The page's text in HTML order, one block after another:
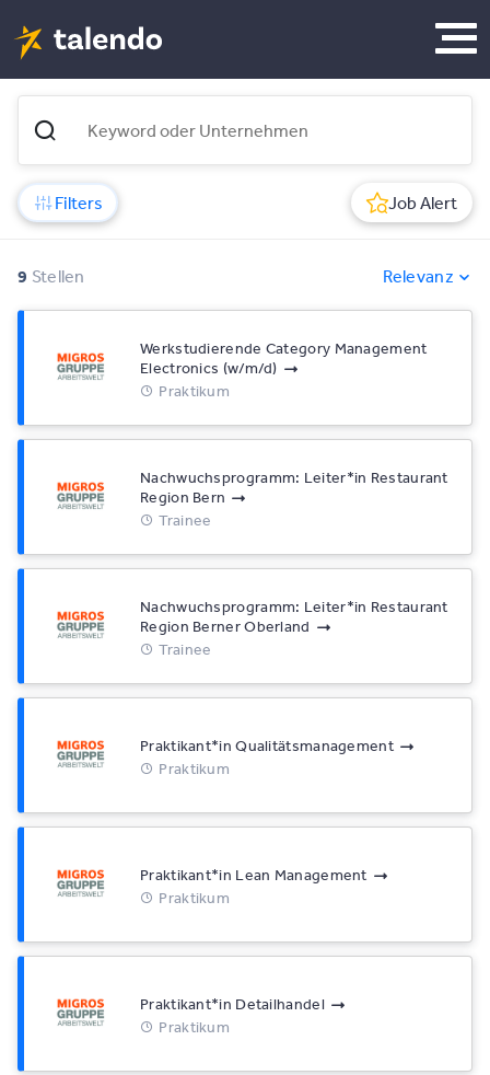
Filters Job Alert
9 Stellen Relevanz
Werkstudierende Category Management
Electronics (w/​m/​d)
Praktikum
Nachwuchsprogramm: Leiter*​in Restaurant
Region Bern
Trainee
Nachwuchsprogramm: Leiter*​in Restaurant
Region Berner Oberland
Trainee
Praktikant*​in Qualitätsmanagement
Praktikum
Praktikant*​in Lean Management
Praktikum
Praktikant*​in Detailhandel
Praktikum